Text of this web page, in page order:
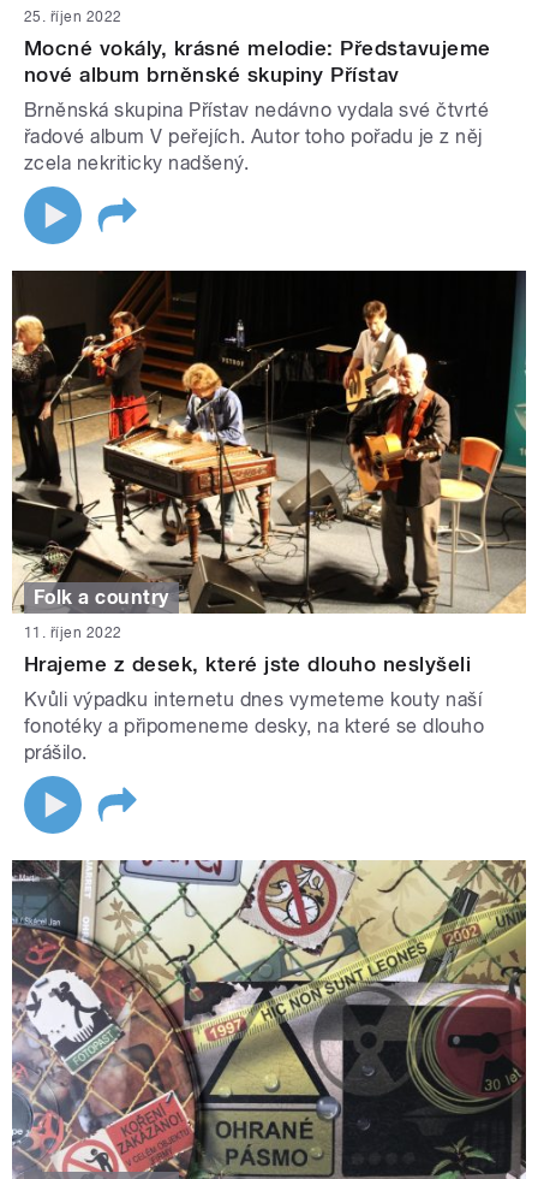
25. říjen 2022
Mocné vokály, krásné melodie: Představujeme
nové album brněnské skupiny Přístav
Brněnská skupina Přístav nedávno vydala své čtvrté
řadové album V peřejích. Autor toho pořadu je z něj
zcela nekriticky nadšený.
Folk a country
11. říjen 2022
Hrajeme z desek, které jste dlouho neslyšeli
Kvůli výpadku internetu dnes vymeteme kouty naší
fonotéky a připomeneme desky, na které se dlouho
prášilo.